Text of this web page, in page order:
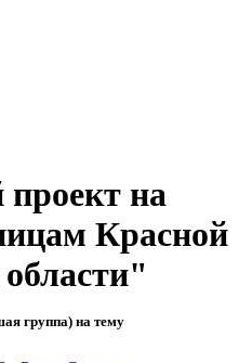
проект на
Красной
группа) на тему